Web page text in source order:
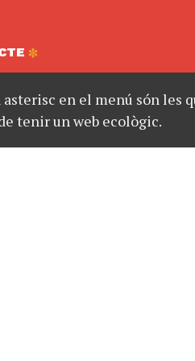
en el menú són les
tenir un web ecològic.